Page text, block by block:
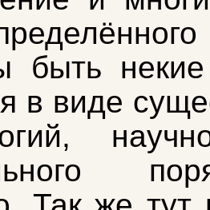
быть
в виде